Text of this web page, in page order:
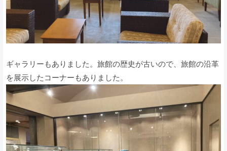
ギャラリーもありました。旅館の歴史が古いので、旅館の沿革
を展示したコーナーもありました。